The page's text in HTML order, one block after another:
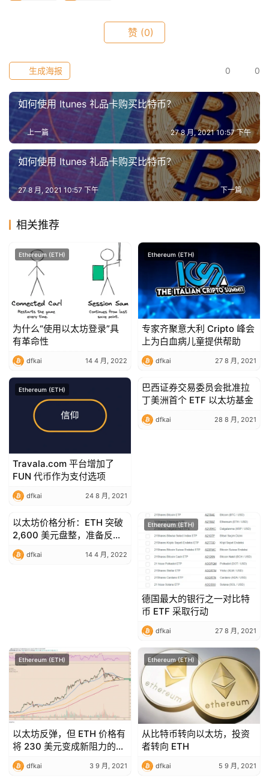
r
9
9
指
数
常
用
具
荐
赞 (0)
0 0
生成海报
如何使用 Itunes 礼品卡购买比特币？
上一篇 27 8 月, 2021 10:57 下午
如何使用 Itunes 礼品卡购买比特币？
下一篇
27 8 月, 2021 10:57 下午
相关推荐
Ethereum (ETH)
为什么“使用以太坊登录”具
有革命性
dfkai 14 4 月, 2022
Ethereum (ETH)
专家齐聚意大利 Cripto 峰会
上为白血病儿童提供帮助
dfkai 27 8 月, 2021
Ethereum (ETH)
Travala.com 平台增加了
FUN 代币作为支付选项
dfkai 24 8 月, 2021
Ethereum (ETH)
巴西证券交易委员会批准拉
丁美洲首个 ETF 以太坊基金
dfkai 28 8 月, 2021
Ethereum (ETH)
以太坊价格分析：ETH 突破
2,600 美元盘整，准备反
弹？
dfkai 14 4 月, 2022
Ethereum (ETH)
德国最大的银行之一对比特
币 ETF 采取行动
dfkai 27 8 月, 2021
Ethereum (ETH)
以太坊反弹，但 ETH 价格有
将 230 美元变成新阻力的危
险
dfkai 3 9 月, 2021
Ethereum (ETH)
从比特币转向以太坊，投资
者转向 ETH
dfkai 5 9 月, 2021